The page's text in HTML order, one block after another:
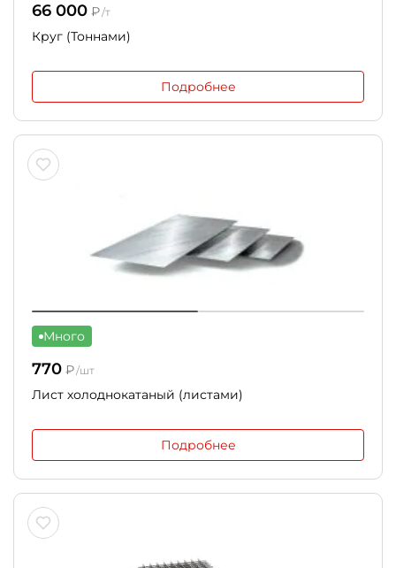
66 000 ₽/т
Круг (Тоннами)
Подробнее
Много
770 ₽/шт
Лист холоднокатаный (листами)
Подробнее